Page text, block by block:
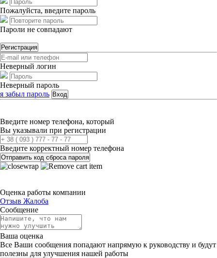
Пожалуйста, введите пароль
Пароли не совпадают
Регистрация
Неверный логин
Неверный пароль
я забыл пароль Вход
Введите номер телефона, который
Вы указывали при регистрации
Введите корректный номер телефона
Отправить код сброса пароля
Оценка работы компании
Отзыв Жалоба
Сообщение
Ваша оценка
Все Ваши сообщения попадают напрямую к руководству и будут
полезны для улучшения нашей работы